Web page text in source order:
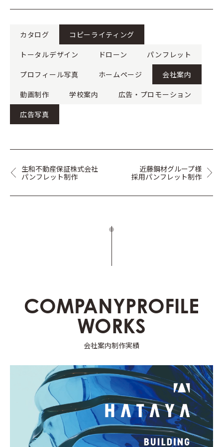
カタログ
コピーライティング
トータルデザイン
ドローン
パンフレット
プロフィール写真
ホームページ
会社案内
動画制作
学校案内
広告・プロモーション
広告写真
生和不動産保証株式会社
パンフレット制作
近藤鋼材グループ様
採用パンフレット制作
COMPANYPROFILE
WORKS
会社案内制作実績